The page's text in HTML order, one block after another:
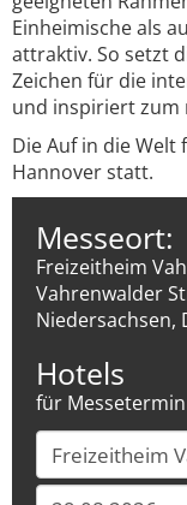
Einheimische als
attraktiv. So setzt
Zeichen für die
und inspiriert zum
Die Auf in die Welt
Hannover statt.
Messeort:
Freizeitheim
Vahrenwalder
Niedersachsen,
Hotels
für